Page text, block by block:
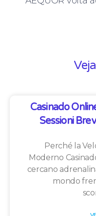
Casinado
Sessioni
Perché la
Moderno
cercano
mondo